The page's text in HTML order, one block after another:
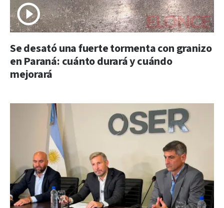
Se desató una fuerte tormenta con granizo
en Paraná: cuánto durará y cuándo
mejorará